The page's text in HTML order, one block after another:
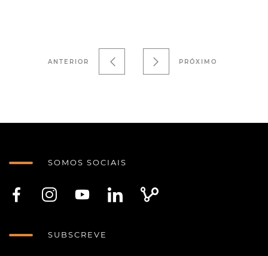
ANTERIOR PRÓXIMO
SOMOS SOCIAIS
SUBSCREVE